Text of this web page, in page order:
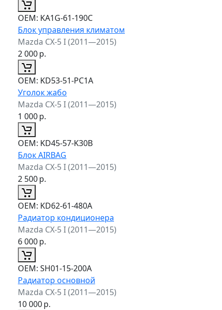
ОЕМ: KA1G-61-190C
Блок управления климатом
Mazda CX-5 I (2011—2015)
2 000р.
ОЕМ: KD53-51-PC1A
Уголок жабо
Mazda CX-5 I (2011—2015)
1 000р.
ОЕМ: KD45-57-K30B
Блок AIRBAG
Mazda CX-5 I (2011—2015)
2 500р.
ОЕМ: KD62-61-480A
Радиатор кондиционера
Mazda CX-5 I (2011—2015)
6 000р.
ОЕМ: SH01-15-200A
Радиатор основной
Mazda CX-5 I (2011—2015)
10 000р.